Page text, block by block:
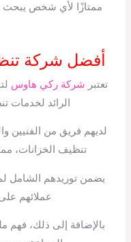
ممتازًا لأي شخص يبحث
أفضل شركة
تعتبر شركة ركي هاوس
الرائد لخدمات
لديهم فريق من الفنيين
تنظيف الخزانات،
يضمن توريدهم الشامل
عملائهم
بالإضافة إلى ذلك، فهم